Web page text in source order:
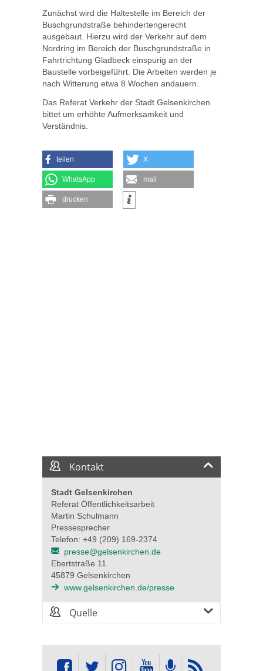
Zunächst wird die Haltestelle im Bereich der
Buschgrundstraße behindertengerecht
ausgebaut. Hierzu wird der Verkehr auf dem
Nordring im Bereich der Buschgrundstraße in
Fahrtrichtung Gladbeck einspurig an der
Baustelle vorbeigeführt. Die Arbeiten werden je
nach Witterung etwa 8 Wochen andauern.
Das Referat Verkehr der Stadt Gelsenkirchen
bittet um erhöhte Aufmerksamkeit und
Verständnis.
teilen X
WhatsApp mail
drucken
Kontakt
Stadt Gelsenkirchen
Referat Öffentlichkeitsarbeit
Martin Schulmann
Pressesprecher
Telefon: +49 (209) 169-2374
presse@gelsenkirchen.de
Ebertstraße 11
45879 Gelsenkirchen
www.gelsenkirchen.de/presse
Quelle